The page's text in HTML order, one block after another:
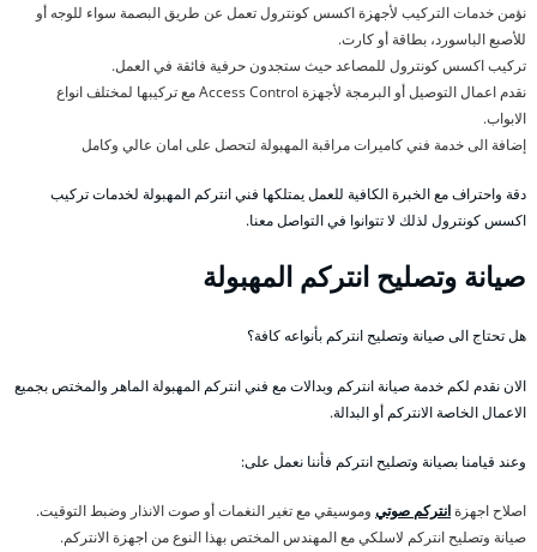
نؤمن خدمات التركيب لأجهزة اكسس كونترول تعمل عن طريق البصمة سواء للوجه أو
للأصبع الباسورد، بطاقة أو كارت.
تركيب اكسس كونترول للمصاعد حيث ستجدون حرفية فائقة في العمل.
نقدم اعمال التوصيل أو البرمجة لأجهزة Access Control مع تركيبها لمختلف انواع
الابواب.
إضافة الى خدمة فني كاميرات مراقبة المهبولة لتحصل على امان عالي وكامل
دقة واحتراف مع الخبرة الكافية للعمل يمتلكها فني انتركم المهبولة لخدمات تركيب
اكسس كونترول لذلك لا تتوانوا في التواصل معنا.
صيانة وتصليح انتركم المهبولة
هل تحتاج الى صيانة وتصليح انتركم بأنواعه كافة؟
الان نقدم لكم خدمة صيانة انتركم وبدالات مع فني انتركم المهبولة الماهر والمختص بجميع
الاعمال الخاصة الانتركم أو البدالة.
وعند قيامنا بصيانة وتصليح انتركم فأننا نعمل على:
اصلاح اجهزةانتركم صوتي وموسيقي مع تغير النغمات أو صوت الانذار وضبط التوقيت.
صيانة وتصليح انتركم لاسلكي مع المهندس المختص بهذا النوع من اجهزة الانتركم.